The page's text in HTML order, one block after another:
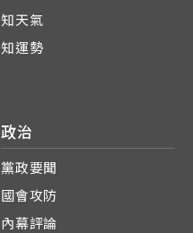
知天氣
知運勢
政治
黨政要聞
國會攻防
內幕評論